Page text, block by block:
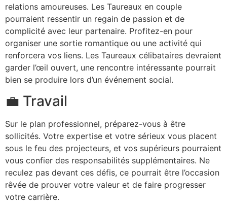
relations amoureuses. Les Taureaux en couple
pourraient ressentir un regain de passion et de
complicité avec leur partenaire. Profitez-en pour
organiser une sortie romantique ou une activité qui
renforcera vos liens. Les Taureaux célibataires devraient
garder l’œil ouvert, une rencontre intéressante pourrait
bien se produire lors d’un événement social.
💼 Travail
Sur le plan professionnel, préparez-vous à être
sollicités. Votre expertise et votre sérieux vous placent
sous le feu des projecteurs, et vos supérieurs pourraient
vous confier des responsabilités supplémentaires. Ne
reculez pas devant ces défis, ce pourrait être l’occasion
rêvée de prouver votre valeur et de faire progresser
votre carrière.